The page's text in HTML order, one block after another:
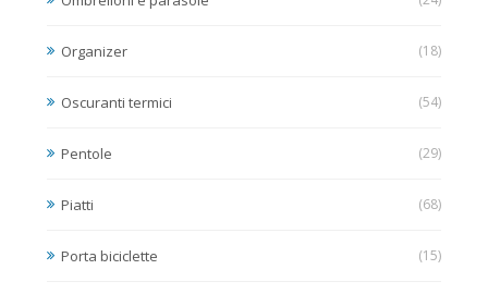
Organizer (18)
Oscuranti termici (54)
Pentole (29)
Piatti (68)
Porta biciclette (15)